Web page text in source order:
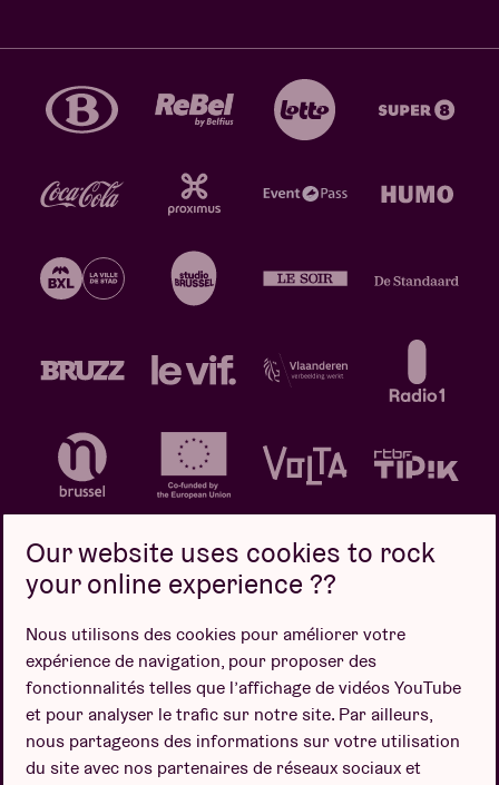
Politique de confidentialité
Politique de cookies
Conditions de vente
Design par
Our website uses cookies to rock
your online experience ??
Nous utilisons des cookies pour améliorer votre
expérience de navigation, pour proposer des
fonctionnalités telles que l’affichage de vidéos YouTube
et pour analyser le trafic sur notre site. Par ailleurs,
nous partageons des informations sur votre utilisation
du site avec nos partenaires de réseaux sociaux et